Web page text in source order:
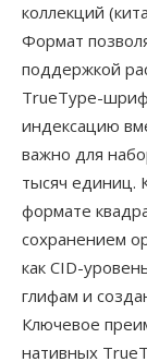
коллекций
Формат
поддержкой
TrueType-
индексацию
важно для
тысяч единиц.
формате
сохранением
как CID-
глифам и
Ключевое
нативных